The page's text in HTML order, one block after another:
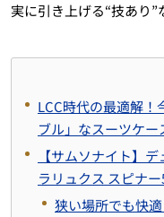
実に引き上げる“技あり”
LCC時代の最適解
ブル」なスーツケー
【サムソナイト】
ラリュクス スピナー
狭い場所でも快